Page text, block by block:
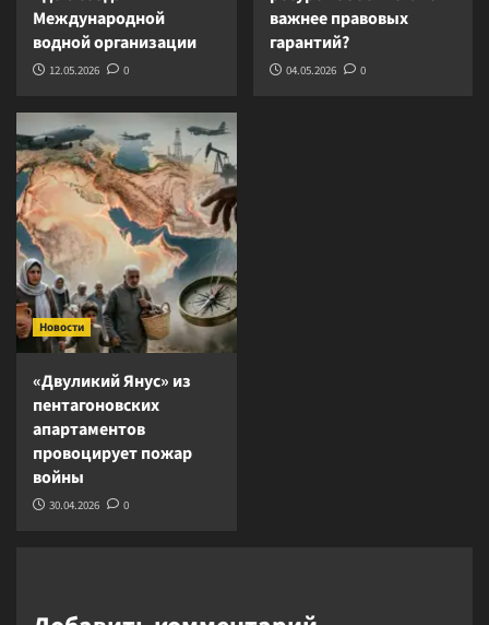
Международной
водной организации
12.05.2026 0
важнее правовых
гарантий?
04.05.2026 0
Новости
«Двуликий Янус» из
пентагоновских
апартаментов
провоцирует пожар
войны
30.04.2026 0